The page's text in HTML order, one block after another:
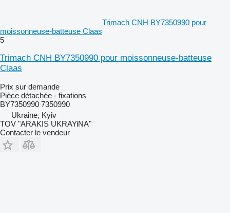
Trimach CNH BY7350990 pour
moissonneuse-batteuse Claas
5
Trimach CNH BY7350990 pour moissonneuse-batteuse
Claas
Prix sur demande
Pièce détachée - fixations
BY7350990 7350990
Ukraine, Kyiv
TOV "ARAKIS UKRAYiNA"
Contacter le vendeur